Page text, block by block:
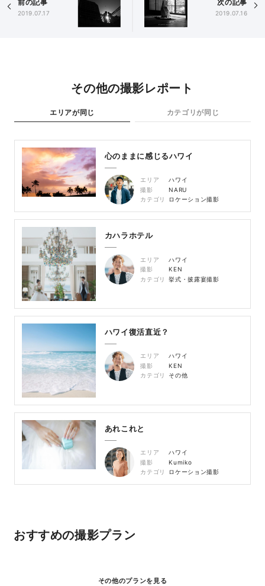
前の記事
2019.07.17
次の記事
2019.07.16
その他の撮影レポート
エリアが同じ カテゴリが同じ
心のままに感じるハワイ
エリア
ハワイ
撮影
NARU
カテゴリ
ロケーション撮影
カハラホテル
エリア
ハワイ
撮影
KEN
カテゴリ
挙式・披露宴撮影
ハワイ復活直近？
エリア
ハワイ
撮影
KEN
カテゴリ
その他
あれこれと
エリア
ハワイ
撮影
Kumiko
カテゴリ
ロケーション撮影
おすすめの撮影プラン
その他のプランを見る